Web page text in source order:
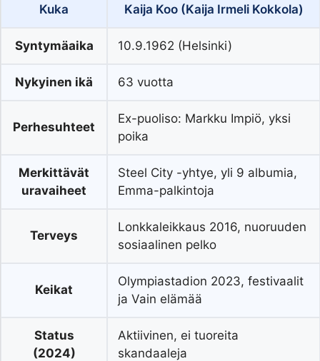
Kuka Kaija Koo (Kaija Irmeli Kokkola)
Syntymäaika 10.9.1962 (Helsinki)
Nykyinen ikä 63 vuotta
Perhesuhteet
Ex-puoliso: Markku Impiö, yksi
poika
Merkittävät
uravaiheet
Steel City -yhtye, yli 9 albumia,
Emma-palkintoja
Terveys
Lonkkaleikkaus 2016, nuoruuden
sosiaalinen pelko
Keikat
Olympiastadion 2023, festivaalit
ja Vain elämää
Status
(2024)
Aktiivinen, ei tuoreita
skandaaleja